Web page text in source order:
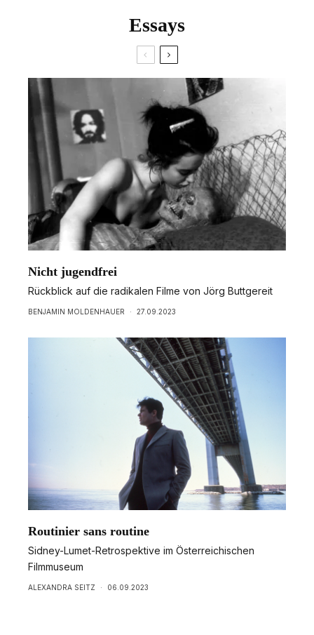
Essays
Nicht jugendfrei
Rückblick auf die radikalen Filme von Jörg Buttgereit
BENJAMIN MOLDENHAUER · 27.09.2023
Routinier sans routine
Sidney-Lumet-Retrospektive im Österreichischen
Filmmuseum
ALEXANDRA SEITZ · 06.09.2023